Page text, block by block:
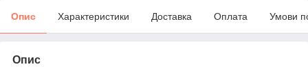
Опис Характеристики Доставка Оплата Умови
Опис